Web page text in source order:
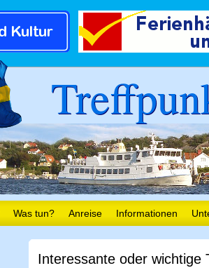
Was tun? Anreise Informationen
Interessante oder wichtige